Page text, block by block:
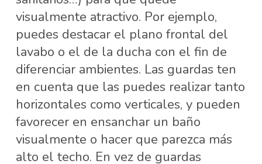
visualmente atractivo. Por ejemplo,
puedes destacar el plano frontal del
lavabo o el de la ducha con el fin de
diferenciar ambientes. Las guardas ten
en cuenta que las puedes realizar tanto
horizontales como verticales, y pueden
favorecer en ensanchar un baño
visualmente o hacer que parezca más
alto el techo. En vez de guardas